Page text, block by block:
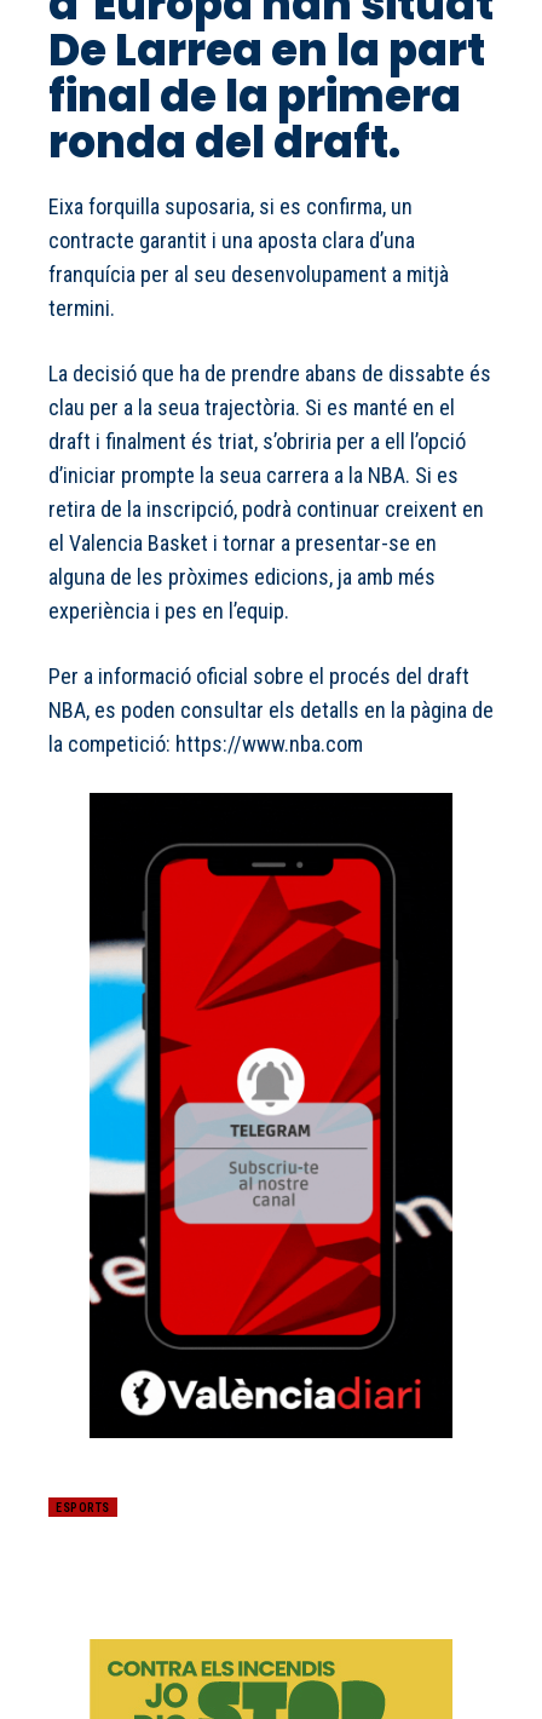
De Larrea en la part
final de la primera
ronda del draft.
Eixa forquilla suposaria, si es confirma, un
contracte garantit i una aposta clara d’una
franquícia per al seu desenvolupament a mitjà
termini.
La decisió que ha de prendre abans de dissabte és
clau per a la seua trajectòria. Si es manté en el
draft i finalment és triat, s’obriria per a ell l’opció
d’iniciar prompte la seua carrera a la NBA. Si es
retira de la inscripció, podrà continuar creixent en
el Valencia Basket i tornar a presentar-se en
alguna de les pròximes edicions, ja amb més
experiència i pes en l’equip.
Per a informació oficial sobre el procés del draft
NBA, es poden consultar els detalls en la pàgina de
la competició: https://www.nba.com
ESPORTS